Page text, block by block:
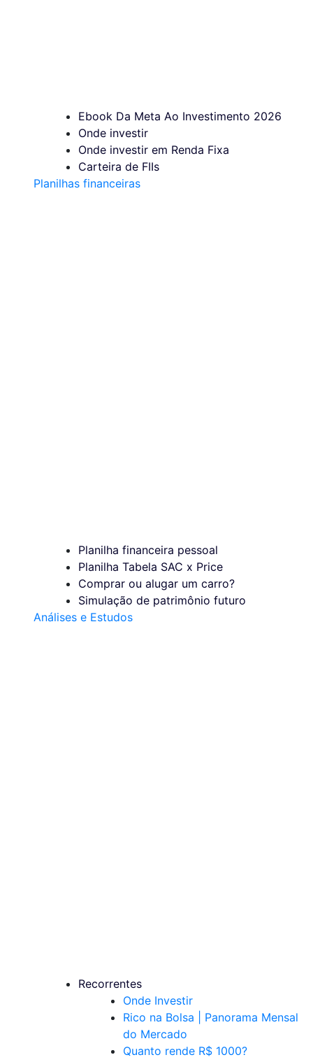
Ebook Da Meta Ao Investimento 2026
Onde investir
Onde investir em Renda Fixa
Carteira de FIIs
Planilhas financeiras
Planilha financeira pessoal
Planilha Tabela SAC x Price
Comprar ou alugar um carro?
Simulação de patrimônio futuro
Análises e Estudos
Recorrentes
Onde Investir
Rico na Bolsa | Panorama Mensal
do Mercado
Quanto rende R$ 1000?